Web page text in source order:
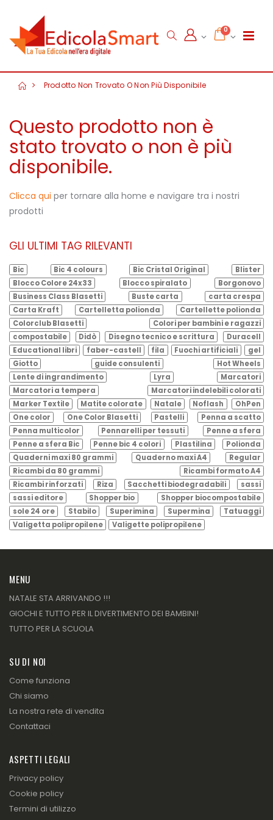
0
Prodotto Non Trovato O Non Più Disponibile
Questo prodotto non è
stato trovato o non è più
disponibile.
Clicca qui per tornare alla home e navigare tra i nostri
prodotti
GLI ULTIMI TAG RILEVANTI
Bic Bic 4 colours Bic Cristal Original
Blister
Blocco Colore 24x33
Blocco spiralato
Borgonovo
Business Class Blasetti
Buste carta
carta crespa
Carta Kraft
Cartelletta polionda
Cartellette polionda
Colorclub Blasetti
Colori per bambini e ragazzi
compostabile
Didò Disegno tecnico e scrittura
Duracell
Educational libri
faber-castell fila Fuochi artificiali
gel
Giotto
guide consulenti
Hot Wheels
Lente di ingrandimento
Lyra
Marcatori
Marcatori a tempera
Marcatori indelebili colorati
Marker Textile
Matite colorate Natale Noflash
OhPen
One color
One Color Blasetti Pastelli
Penna a scatto
Penna multicolor
Pennarelli per tessuti
Penne a sfera
Penne a sfera Bic
Penne bic 4 colori Plastilina
Polionda
Quaderni maxi 80 grammi
Quaderno maxi A4
Regular
Ricambi da 80 grammi
Ricambi formato A4
Ricambi rinforzati
Riza Sacchetti biodegradabili
sassi
sassi editore
Shopper bio
Shopper biocompostabile
sole 24 ore
Stabilo Superimina Supermina
Tatuaggi
Valigetta polipropilene
Valigette polipropilene
MENU
NATALE STA ARRIVANDO !!!
GIOCHI E TUTTO PER IL DIVERTIMENTO DEI BAMBINI!
TUTTO PER LA SCUOLA
SU DI NOI
Come funziona
Chi siamo
La nostra rete di vendita
Contattaci
ASPETTI LEGALI
Privacy policy
Cookie policy
Termini di utilizzo